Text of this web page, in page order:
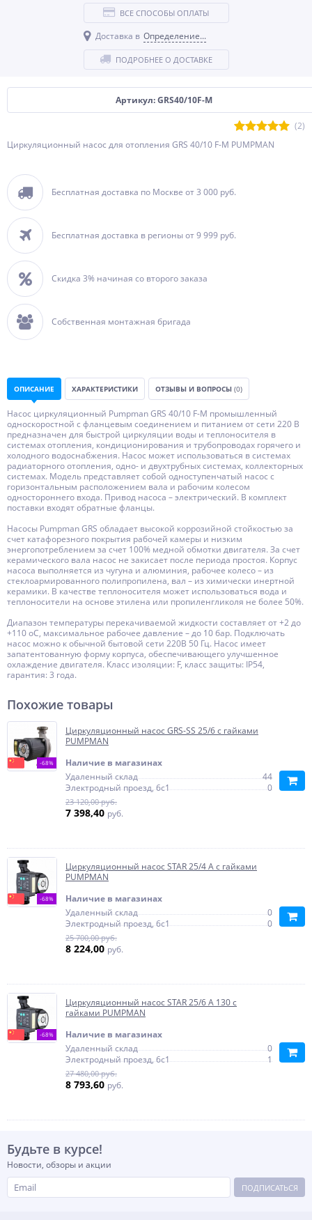
Артикул: GRS40/10F-М
(2)
Циркуляционный насос для отопления GRS 40/10 F-M PUMPMAN
Бесплатная доставка по Москве от 3 000 руб.
Бесплатная доставка в регионы от 9 999 руб.
Скидка 3% начиная со второго заказа
Собственная монтажная бригада
ВСЕ СПОСОБЫ ОПЛАТЫ
Доставка в Определение...
ПОДРОБНЕЕ О ДОСТАВКЕ
ОПИСАНИЕ ХАРАКТЕРИСТИКИ ОТЗЫВЫ И ВОПРОСЫ (0)
Насос циркуляционный Pumpman GRS 40/10 F-M промышленный
односкоростной с фланцевым соединением и питанием от сети 220 В
предназначен для быстрой циркуляции воды и теплоносителя в
системах отопления, кондиционирования и трубопроводах горячего и
холодного водоснабжения. Насос может использоваться в системах
радиаторного отопления, одно- и двухтрубных системах, коллекторных
системах. Модель представляет собой одноступенчатый насос с
горизонтальным расположением вала и рабочим колесом
одностороннего входа. Привод насоса – электрический. В комплект
поставки входят обратные фланцы.
Насосы Pumpman GRS обладает высокой коррозийной стойкостью за
счет катафорезного покрытия рабочей камеры и низким
энергопотреблением за счет 100% медной обмотки двигателя. За счет
керамического вала насос не закисает после периода простоя. Корпус
насоса выполняется из чугуна и алюминия, рабочее колесо – из
стеклоармированного полипропилена, вал – из химически инертной
керамики. В качестве теплоносителя может использоваться вода и
теплоносители на основе этилена или пропиленгликоля не более 50%.
Диапазон температуры перекачиваемой жидкости составляет от +2 до
+110 оС, максимальное рабочее давление – до 10 бар. Подключать
насос можно к обычной бытовой сети 220В 50 Гц. Насос имеет
запатентованную форму корпуса, обеспечивающего улучшенное
охлаждение двигателя. Класс изоляции: F, класс защиты: IP54,
гарантия: 3 года.
Похожие товары
-68%
Циркуляционный насос GRS-SS 25/6 с гайками
PUMPMAN
Наличие в магазинах
Удаленный склад
44
Электродный проезд, 6с1
0
23 120,00 руб.
7 398,40 руб.
-68%
Циркуляционный насос STAR 25/4 A с гайками
PUMPMAN
Наличие в магазинах
Удаленный склад
0
Электродный проезд, 6с1
0
25 700,00 руб.
8 224,00 руб.
-68%
Циркуляционный насос STAR 25/6 A 130 с
гайками PUMPMAN
Наличие в магазинах
Удаленный склад
0
Электродный проезд, 6с1
1
27 480,00 руб.
8 793,60 руб.
Будьте в курсе!
Новости, обзоры и акции
ПОДПИСАТЬСЯ